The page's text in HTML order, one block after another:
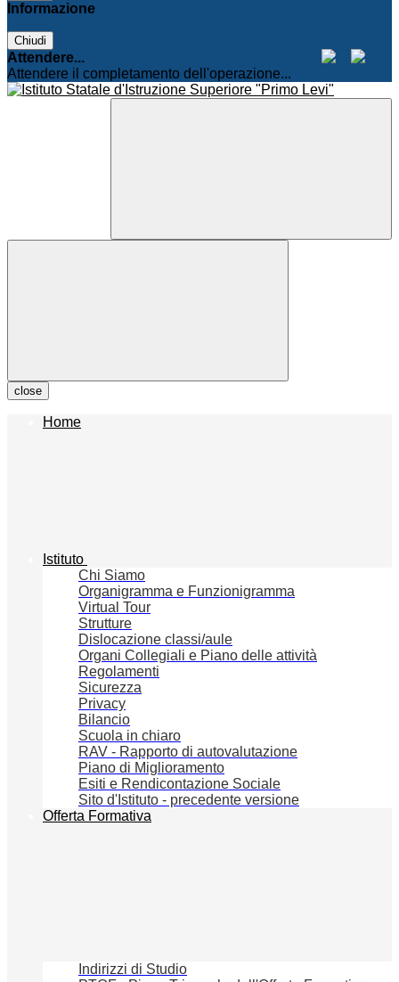
Informazione
Chiudi
Attendere...
Attendere il completamento dell'operazione...
close
Home
Istituto
Chi Siamo
Organigramma e Funzionigramma
Virtual Tour
Strutture
Dislocazione classi/aule
Organi Collegiali e Piano delle attività
Regolamenti
Sicurezza
Privacy
Bilancio
Scuola in chiaro
RAV - Rapporto di autovalutazione
Piano di Miglioramento
Esiti e Rendicontazione Sociale
Sito d'Istituto - precedente versione
Offerta Formativa
Indirizzi di Studio